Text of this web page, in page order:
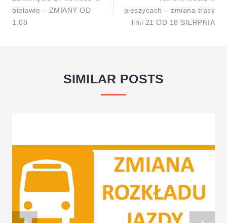
bielawie – ZMIANY OD
1.08
pieszycach – zmiana trasy
linii 21 OD 18 SIERPNIA
SIMILAR POSTS